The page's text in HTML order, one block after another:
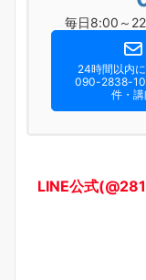
毎日8:00～
24時間以内
090-2838-
件・講
LINE公式